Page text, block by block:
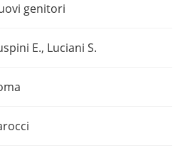
genitori
E., Luciani S.